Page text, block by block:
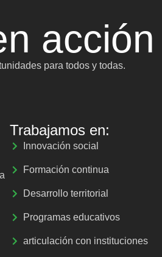
acción
para todos y todas.
Trabajamos en:
Innovación social
Formación continua
Desarrollo territorial
Programas educativos
articulación con instituciones